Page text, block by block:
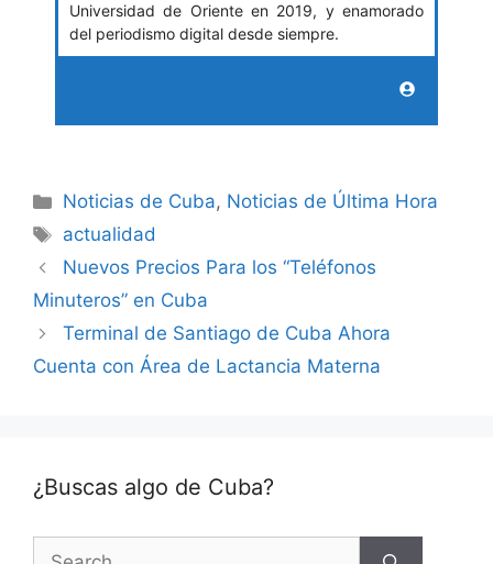
Universidad de Oriente en 2019, y enamorado
del periodismo digital desde siempre.
Categories
Noticias de Cuba, Noticias de Última Hora
Tags
actualidad
Nuevos Precios Para los “Teléfonos
Minuteros” en Cuba
Terminal de Santiago de Cuba Ahora
Cuenta con Área de Lactancia Materna
¿Buscas algo de Cuba?
Search